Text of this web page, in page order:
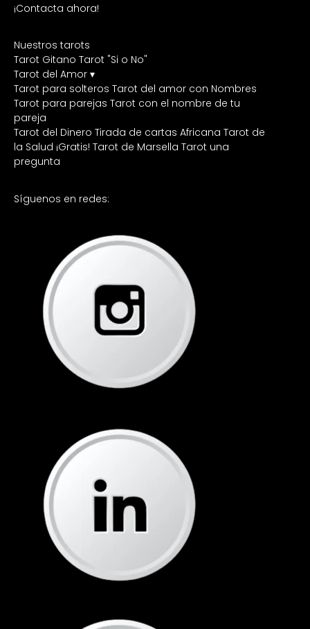
¡Contacta ahora!
Nuestros tarots
Tarot Gitano Tarot "Si o No"
Tarot del Amor ▾
Tarot para solteros Tarot del amor con Nombres
Tarot para parejas Tarot con el nombre de tu
pareja
Tarot del Dinero Tirada de cartas Africana Tarot de
la Salud ¡Gratis! Tarot de Marsella Tarot una
pregunta
Síguenos en redes: